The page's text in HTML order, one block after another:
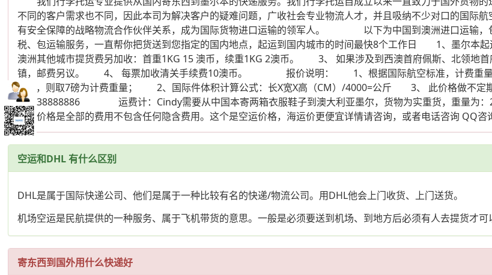
不同的客户需求也不同，因此本司为解决客户的疑难问题，广收社会专业物流人才，并且吸纳不少对口的国际
有安全保障的战略物流合作伙伴关系，成为国际货物进口运输的领军人。 以下为中国到澳洲进口运输
税、包运输服务，一直帮你把货送到您指定的国内地点，起运到国内城市的时间最快8个工作日 1、墨尔本
澳洲其他城市提货费另加收：首重1KG 15 澳币，续重1KG 2澳币。 3、 如果涉及到西澳首府佩斯、北领地
镇，邮费另议。 4、 每票加收清关手续费10澳币。 报价说明： 1、根据国际航空标准，计费重量以实
7KG，则取7磅为计费重量； 2、国际件体积计算公式：长X宽X高（CM）/4000=公斤 3、 此价格做不定
020-38888886 运费计：Cindy需要从中国本寄两箱衣服鞋子到澳大利亚墨尔，货物为实重货，重量为：
这个价格是全部的费用不包含任何隐含费用。这个是空运价格，海运价更便宜详情请咨询，或者电话咨询 QQ咨
空运和DHL 有什么区别
DHL是属于国际快递公司、他们是属于一种比较有名的快递/物流公司。用DHL他会上门收货、上门送货。
机场空运是民航提供的一种服务、属于飞机带货的意思。一般是必须要送到机场、到地方后必须有人去提货才可
寄东西到国外用什么快递好